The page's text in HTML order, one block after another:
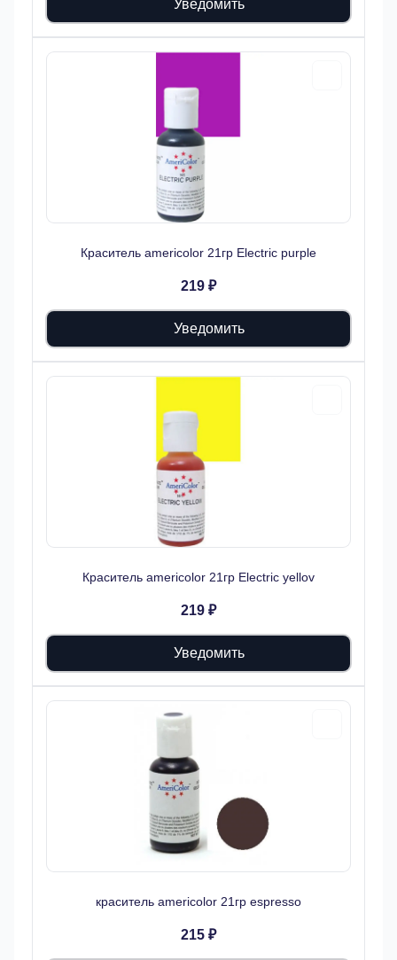
Уведомить
Краситель americolor 21гр Electric purple
219 ₽
Уведомить
Краситель americolor 21гр Electric yellov
219 ₽
Уведомить
краситель americolor 21гр espresso
215 ₽